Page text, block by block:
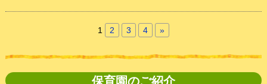
1 2 3 4 »
保育園のご紹介